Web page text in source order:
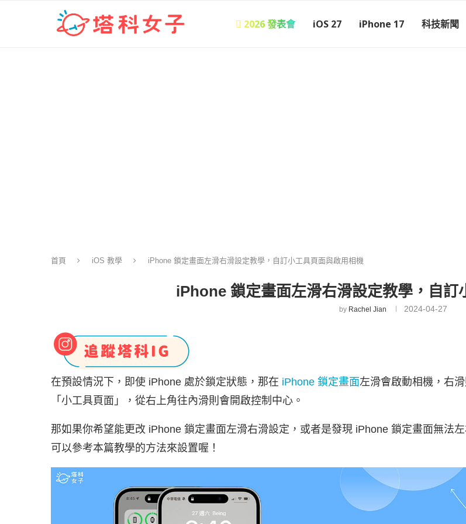
 2026 發表會 iOS 27 iPhone 17 科技新聞
首頁 iOS 教學 iPhone 鎖定畫面左滑右滑設定教學，自訂小工具頁面與啟用相機
iPhone 鎖定畫面左滑右滑設定教學，自訂
by Rachel Jian 2024-04-27
在預設情況下，即使 iPhone 處於鎖定狀態，那在 iPhone 鎖定畫面左滑會啟動相機，右
「小工具頁面」，從右上角往內滑則會開啟控制中心。
那如果你希望能更改 iPhone 鎖定畫面左滑右滑設定，或者是發現 iPhone 鎖定畫面無法
可以參考本篇教學的方法來設置喔！